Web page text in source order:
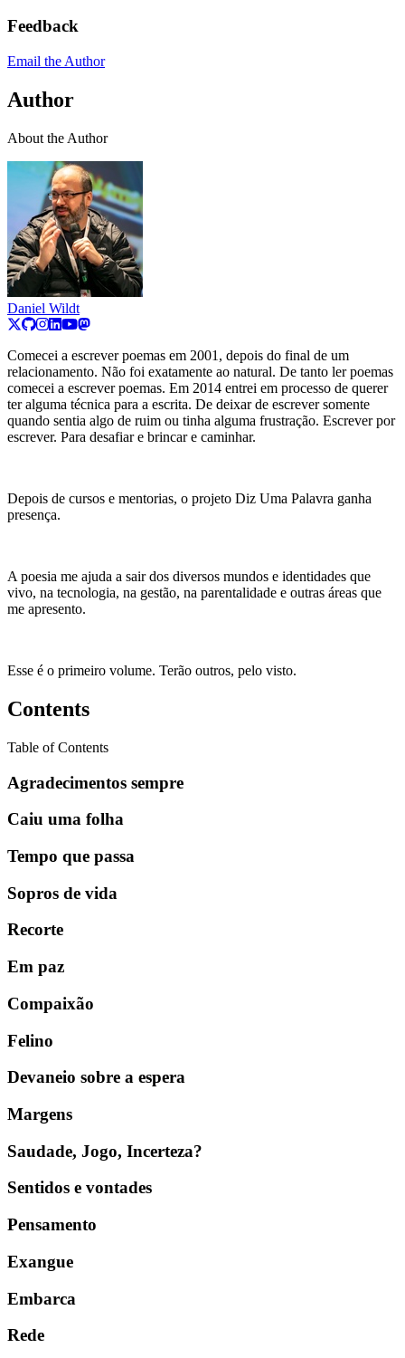
Feedback
Email the Author
Author
About the Author
Daniel Wildt
Comecei a escrever poemas em 2001, depois do final de um
relacionamento. Não foi exatamente ao natural. De tanto ler poemas
comecei a escrever poemas. Em 2014 entrei em processo de querer
ter alguma técnica para a escrita. De deixar de escrever somente
quando sentia algo de ruim ou tinha alguma frustração. Escrever por
escrever. Para desafiar e brincar e caminhar.
Depois de cursos e mentorias, o projeto Diz Uma Palavra ganha
presença.
A poesia me ajuda a sair dos diversos mundos e identidades que
vivo, na tecnologia, na gestão, na parentalidade e outras áreas que
me apresento.
Esse é o primeiro volume. Terão outros, pelo visto.
Contents
Table of Contents
Agradecimentos sempre
Caiu uma folha
Tempo que passa
Sopros de vida
Recorte
Em paz
Compaixão
Felino
Devaneio sobre a espera
Margens
Saudade, Jogo, Incerteza?
Sentidos e vontades
Pensamento
Exangue
Embarca
Rede